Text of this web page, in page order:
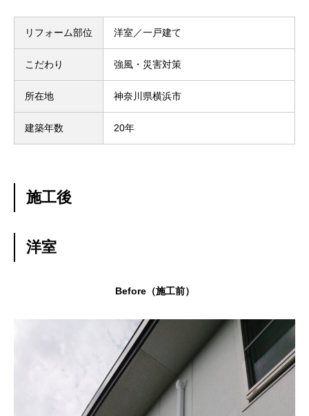
リフォーム部位 洋室／一戸建て
こだわり 強風・災害対策
所在地 神奈川県横浜市
建築年数 20年
施工後
洋室
Before（施工前）